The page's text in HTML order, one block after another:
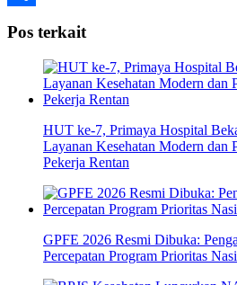
Pos terkait
HUT ke-7, Primaya Hospital
Layanan Kesehatan Modern dan
Pekerja Rentan
GPFE 2026 Resmi Dibuka:
Percepatan Program Prioritas